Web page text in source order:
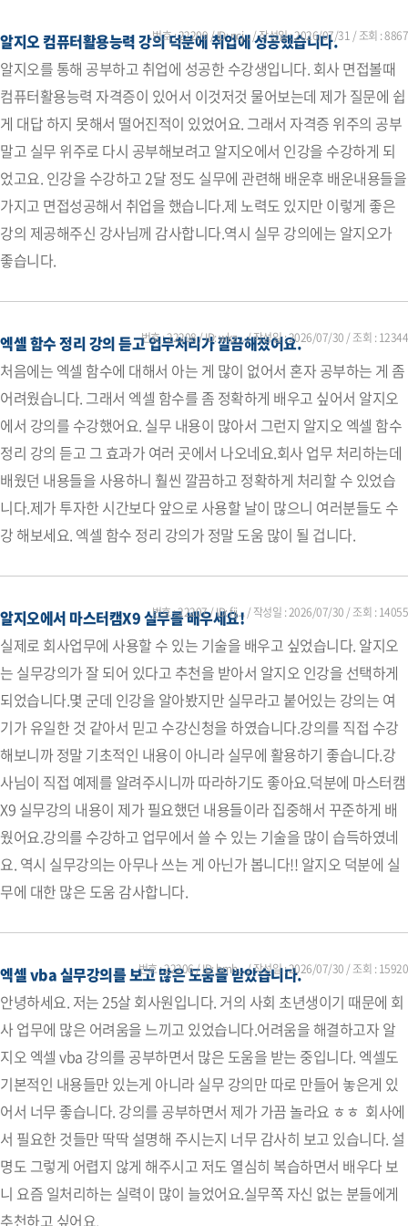
알지오 컴퓨터활용능력 강의 덕분에 취업에 성공했습니다.
알지오를 통해 공부하고 취업에 성공한 수강생입니다. 회사 면접볼때
컴퓨터활용능력 자격증이 있어서 이것저것 물어보는데 제가 질문에 쉽
게 대답 하지 못해서 떨어진적이 있었어요. 그래서 자격증 위주의 공부
말고 실무 위주로 다시 공부해보려고 알지오에서 인강을 수강하게 되
었고요. 인강을 수강하고 2달 정도 실무에 관련해 배운후 배운내용들을
가지고 면접성공해서 취업을 했습니다.제 노력도 있지만 이렇게 좋은
강의 제공해주신 강사님께 감사합니다.역시 실무 강의에는 알지오가
좋습니다.
번호 : 22209 / ID: ncj... / 작성일 :2026/07/31 / 조회 : 8867
엑셀 함수 정리 강의 듣고 업무처리가 깔끔해졌어요.
처음에는 엑셀 함수에 대해서 아는 게 많이 없어서 혼자 공부하는 게 좀
어려웠습니다. 그래서 엑셀 함수를 좀 정확하게 배우고 싶어서 알지오
에서 강의를 수강했어요. 실무 내용이 많아서 그런지 알지오 엑셀 함수
정리 강의 듣고 그 효과가 여러 곳에서 나오네요.회사 업무 처리하는데
배웠던 내용들을 사용하니 훨씬 깔끔하고 정확하게 처리할 수 있었습
니다.제가 투자한 시간보다 앞으로 사용할 날이 많으니 여러분들도 수
강 해보세요. 엑셀 함수 정리 강의가 정말 도움 많이 될 겁니다.
번호 : 22208 / ID: wkz... / 작성일 :2026/07/30 / 조회 : 12344
알지오에서 마스터캠X9 실무를 배우세요!
실제로 회사업무에 사용할 수 있는 기술을 배우고 싶었습니다. 알지오
는 실무강의가 잘 되어 있다고 추천을 받아서 알지오 인강을 선택하게
되었습니다.몇 군데 인강을 알아봤지만 실무라고 붙어있는 강의는 여
기가 유일한 것 같아서 믿고 수강신청을 하였습니다.강의를 직접 수강
해보니까 정말 기초적인 내용이 아니라 실무에 활용하기 좋습니다.강
사님이 직접 예제를 알려주시니까 따라하기도 좋아요.덕분에 마스터캠
X9 실무강의 내용이 제가 필요했던 내용들이라 집중해서 꾸준하게 배
웠어요.강의를 수강하고 업무에서 쓸 수 있는 기술을 많이 습득하였네
요. 역시 실무강의는 아무나 쓰는 게 아닌가 봅니다!! 알지오 덕분에 실
무에 대한 많은 도움 감사합니다.
번호 : 22207 / ID: fij... / 작성일 :2026/07/30 / 조회 : 14055
엑셀 vba 실무강의를 보고 많은 도움을 받았습니다.
안녕하세요. 저는 25살 회사원입니다. 거의 사회 초년생이기 때문에 회
사 업무에 많은 어려움을 느끼고 있었습니다.어려움을 해결하고자 알
지오 엑셀 vba 강의를 공부하면서 많은 도움을 받는 중입니다. 엑셀도
기본적인 내용들만 있는게 아니라 실무 강의만 따로 만들어 놓은게 있
어서 너무 좋습니다. 강의를 공부하면서 제가 가끔 놀라요 ㅎㅎ 회사에
서 필요한 것들만 딱딱 설명해 주시는지 너무 감사히 보고 있습니다. 설
명도 그렇게 어렵지 않게 해주시고 저도 열심히 복습하면서 배우다 보
니 요즘 일처리하는 실력이 많이 늘었어요.실무쪽 자신 없는 분들에게
추천하고 싶어요.
번호 : 22206 / ID: bmh... / 작성일 :2026/07/30 / 조회 : 15920